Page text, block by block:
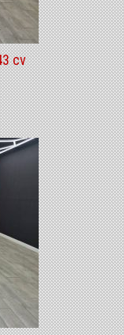
cv